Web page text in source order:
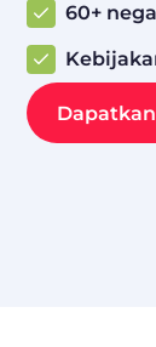
60+